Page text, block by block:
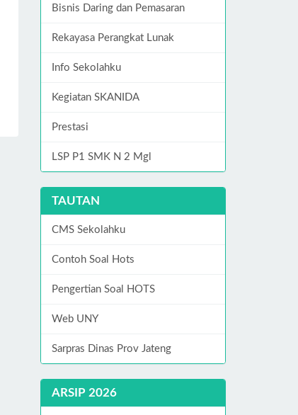
Bisnis Daring dan Pemasaran
Rekayasa Perangkat Lunak
Info Sekolahku
Kegiatan SKANIDA
Prestasi
LSP P1 SMK N 2 Mgl
TAUTAN
CMS Sekolahku
Contoh Soal Hots
Pengertian Soal HOTS
Web UNY
Sarpras Dinas Prov Jateng
ARSIP 2026